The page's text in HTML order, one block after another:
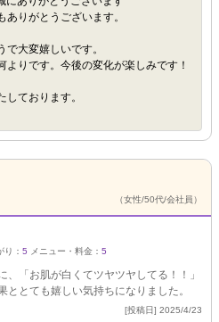
りがとうございます。
大変嬉しいです。
りです。今後の変化が楽しみです！
ております。
（女性/50代/会社員）
り： 5 メニュー・料金： 5
「お肌が白くてツヤツヤしてる！！」
ととても嬉しい気持ちになりました。
[投稿日] 2025/4/23